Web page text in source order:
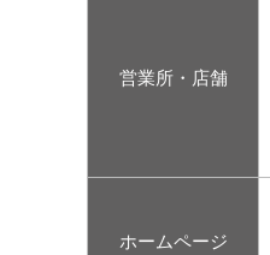
営業所・店舗
ホームページ